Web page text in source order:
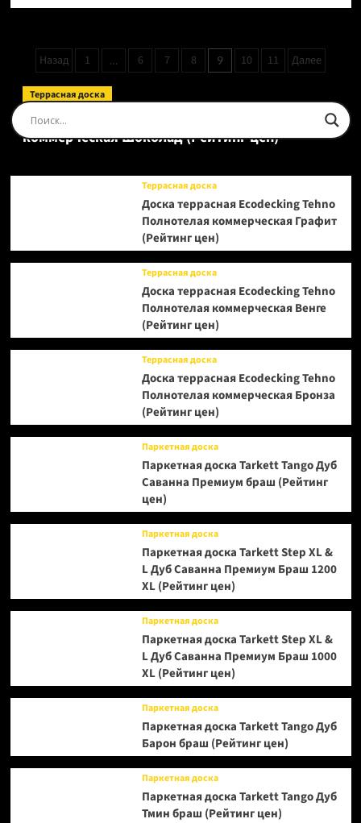
Alpine
Floor
ECO
Дуб
Пагинация
записей
Назад 1 … 6 7 8 9 10 11 Далее
Террасная доска
Доска террасная Ecodecking Tehno Полнотелая
коммерческая Шоколад (Рейтинг цен)
Террасная доска
Доска террасная Ecodecking Tehno
Полнотелая коммерческая Графит
(Рейтинг цен)
Террасная доска
Доска террасная Ecodecking Tehno
Полнотелая коммерческая Венге
(Рейтинг цен)
Террасная доска
Доска террасная Ecodecking Tehno
Полнотелая коммерческая Бронза
(Рейтинг цен)
Паркетная доска
Паркетная доска Tarkett Tango Дуб
Саванна Премиум браш (Рейтинг
цен)
Паркетная доска
Паркетная доска Tarkett Step XL &
L Дуб Саванна Премиум Браш 1200
XL (Рейтинг цен)
Паркетная доска
Паркетная доска Tarkett Step XL &
L Дуб Саванна Премиум Браш 1000
XL (Рейтинг цен)
Паркетная доска
Паркетная доска Tarkett Tango Дуб
Барон браш (Рейтинг цен)
Паркетная доска
Паркетная доска Tarkett Tango Дуб
Тмин браш (Рейтинг цен)